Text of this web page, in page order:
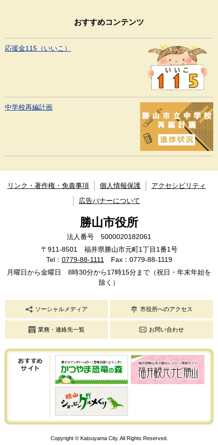
おすすめコンテンツ
応援金115（いいこ）
中学校再編計画
リンク・著作権・免責事項 個人情報保護
アクセシビリティ
広告バナーについて
勝山市役所
法人番号 5000020182061
〒911-8501 福井県勝山市元町1丁目1番1号
Tel： 0779-88-1111
Fax：0779-88-1119
月曜日から金曜日 8時30分から17時15分まで（祝日・年末年始を
除く）
ソーシャルメディア 市役所へのアクセス
業務・連絡先一覧 お問い合わせ
Copyright © Katsuyama City. All Rights Reserved.